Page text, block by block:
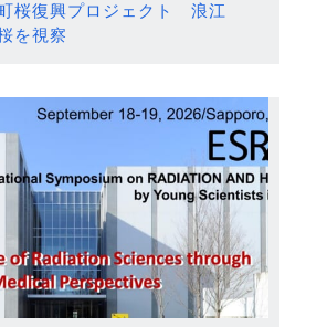
桜復興プロジェクト 浪江
を視察